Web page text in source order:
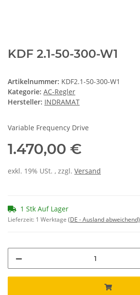
KDF 2.1-50-300-W1
Artikelnummer: KDF2.1-50-300-W1
Kategorie: AC-Regler
Hersteller: INDRAMAT
Variable Frequency Drive
1.470,00 €
exkl. 19% USt. , zzgl. Versand
1 Stk Auf Lager
Lieferzeit: 1 Werktage (DE - Ausland abweichend)